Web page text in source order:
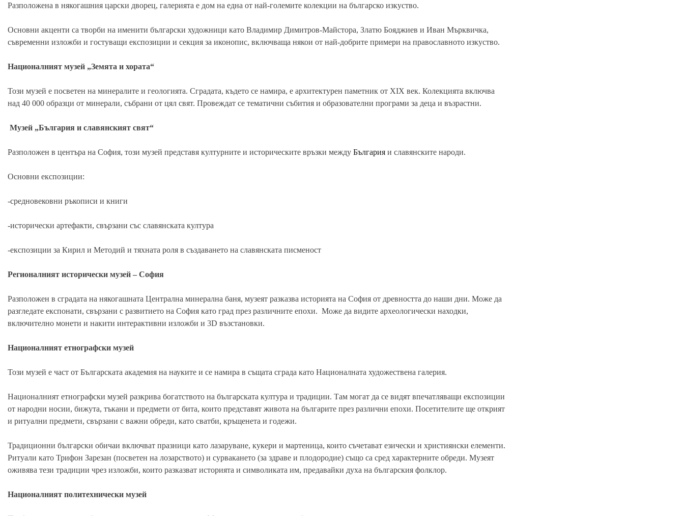
Разположена в някогашния царски дворец, галерията е дом на една от най-големите колекции на българско изкуство.
Основни акценти са творби на именити български художници като Владимир Димитров-Майстора, Златю Бояджиев и Иван Мърквичка,
съвременни изложби и гостуващи експозиции и секция за иконопис, включваща някои от най-добрите примери на православното изкуство.
Националният музей „Земята и хората“
Този музей е посветен на минералите и геологията. Сградата, където се намира, е архитектурен паметник от XIX век. Колекцията включва
над 40 000 образци от минерали, събрани от цял свят. Провеждат се тематични събития и образователни програми за деца и възрастни.
Музей „България и славянският свят“
Разположен в центъра на София, този музей представя културните и историческите връзки между България и славянските народи.
Основни експозиции:
-средновековни ръкописи и книги
-исторически артефакти, свързани със славянската култура
-експозиции за Кирил и Методий и тяхната роля в създаването на славянската писменост
Регионалният исторически музей – София
Разположен в сградата на някогашната Централна минерална баня, музеят разказва историята на София от древността до наши дни. Може да
разгледате експонати, свързани с развитието на София като град през различните епохи. Може да видите археологически находки,
включително монети и накити интерактивни изложби и 3D възстановки.
Националният етнографски музей
Този музей е част от Българската академия на науките и се намира в същата сграда като Националната художествена галерия.
Националният етнографски музей разкрива богатството на българската култура и традиции. Там могат да се видят впечатляващи експозиции
от народни носии, бижута, тъкани и предмети от бита, които представят живота на българите през различни епохи. Посетителите ще открият
и ритуални предмети, свързани с важни обреди, като сватби, кръщенета и годежи.
Традиционни български обичаи включват празници като лазаруване, кукери и мартеница, които съчетават езически и християнски елементи.
Ритуали като Трифон Зарезан (посветен на лозарството) и сурвакането (за здраве и плодородие) също са сред характерните обреди. Музеят
оживява тези традиции чрез изложби, които разказват историята и символиката им, предавайки духа на българския фолклор.
Националният политехнически музей